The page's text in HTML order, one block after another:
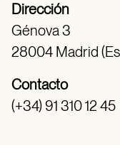
Dirección
Génova 3
28004 Madrid
Contacto
(+34) 91 310 12 45